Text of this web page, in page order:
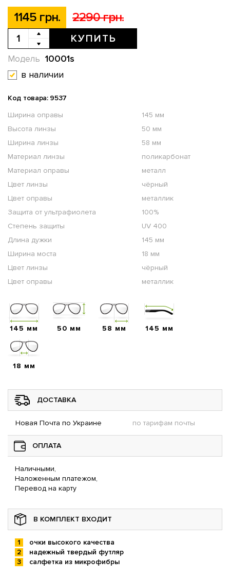
1145 грн. 2290 грн.
КУПИТЬ
10001s
Модель
в наличии
Код товара: 9537
Ширина оправы
145 мм
Высота линзы
50 мм
Ширина линзы
58 мм
Материал линзы
поликарбонат
Материал оправы
металл
Цвет линзы
чёрный
Цвет оправы
металлик
Защита от ультрафиолета
100%
Степень защиты
UV 400
Длина дужки
145 мм
Ширина моста
18 мм
Цвет линзы
чёрный
Цвет оправы
металлик
145 мм 50 мм 58 мм 145 мм
18 мм
ДОСТАВКА
Новая Почта по Украине по тарифам почты
ОПЛАТА
Наличными,
Наложенным платежом,
Перевод на карту
В КОМПЛЕКТ ВХОДИТ
очки высокого качества
надежный твердый футляр
салфетка из микрофибры